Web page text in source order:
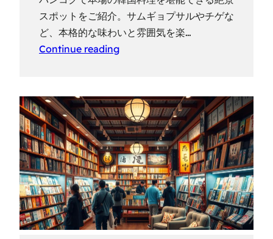
スポットをご紹介。サムギョプサルやチゲな
ど、本格的な味わいと雰囲気を楽…
Continue reading